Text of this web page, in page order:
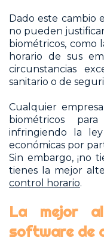
Dado este cambio
no pueden
biométricos, como
horario de sus
circunstancias
sanitario o de
Cualquier
biométricos
infringiendo la
económicas por
Sin embargo, ¡no
tienes la mejor
control horario.
La mejor
software de